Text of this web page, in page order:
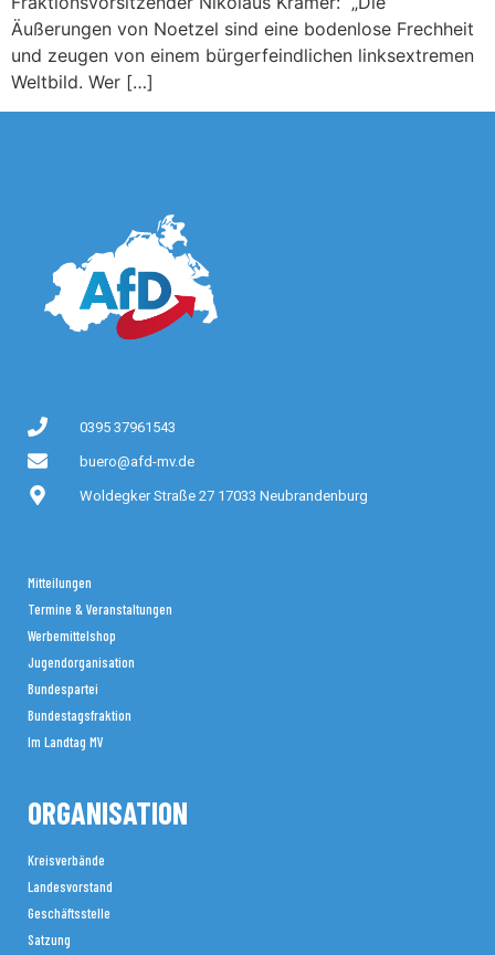
Äußerungen von Noetzel sind eine bodenlose Frechheit
und zeugen von einem bürgerfeindlichen linksextremen
Weltbild. Wer […]
0395 37961543
buero@afd-mv.de
Woldegker Straße 27 17033 Neubrandenburg
Mitteilungen
Termine & Veranstaltungen
Werbemittelshop
Jugendorganisation
Bundespartei
Bundestagsfraktion
Im Landtag MV
ORGANISATION
Kreisverbände
Landesvorstand
Geschäftsstelle
Satzung